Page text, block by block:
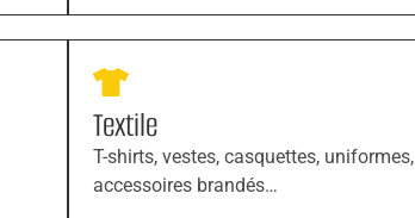
Textile
T-shirts, vestes, casquettes, uniformes,
accessoires brandés…